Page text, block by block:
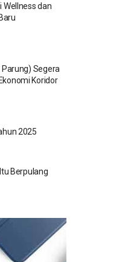
dan
Segera
Koridor
2025
Berpulang